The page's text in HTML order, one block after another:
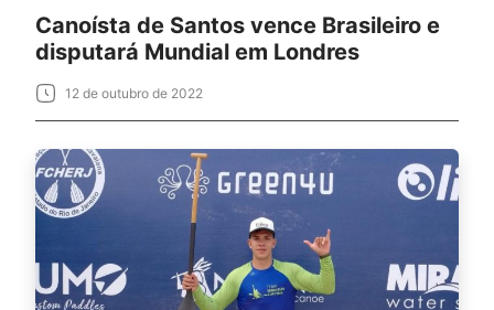
Canoísta de Santos vence Brasileiro e
disputará Mundial em Londres
12 de outubro de 2022